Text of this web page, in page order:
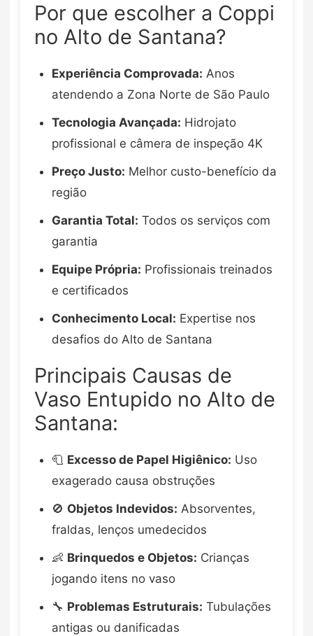
Por que escolher a Coppi
no Alto de Santana?
Experiência Comprovada: Anos
atendendo a Zona Norte de São Paulo
Tecnologia Avançada: Hidrojato
profissional e câmera de inspeção 4K
Preço Justo: Melhor custo-benefício da
região
Garantia Total: Todos os serviços com
garantia
Equipe Própria: Profissionais treinados
e certificados
Conhecimento Local: Expertise nos
desafios do Alto de Santana
Principais Causas de
Vaso Entupido no Alto de
Santana:
🧻 Excesso de Papel Higiênico: Uso
exagerado causa obstruções
🚫 Objetos Indevidos: Absorventes,
fraldas, lenços umedecidos
👶 Brinquedos e Objetos: Crianças
jogando itens no vaso
🔧 Problemas Estruturais: Tubulações
antigas ou danificadas